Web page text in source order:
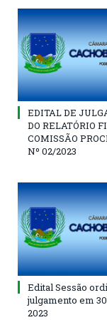
EDITAL DE
DO RELATÓRIO
COMISSÃO
Nº 02/2023
Edital Sessão
julgamento em
2023